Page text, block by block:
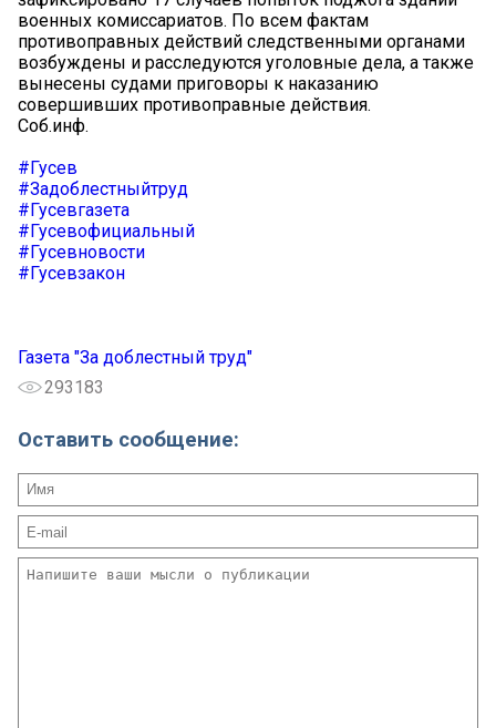
военных комиссариатов. По всем фактам
противоправных действий следственными органами
возбуждены и расследуются уголовные дела, а также
вынесены судами приговоры к наказанию
совершивших противоправные действия.
Соб.инф.
#Гусев
#Задоблестныйтруд
#Гусевгазета
#Гусевофициальный
#Гусевновости
#Гусевзакон
Газета "За доблестный труд"
293183
Оставить сообщение: